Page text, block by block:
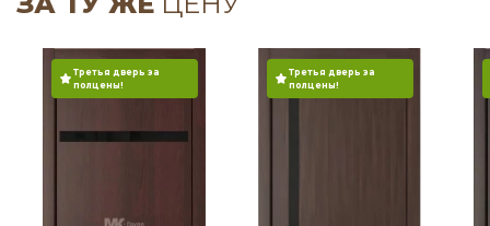
Третья дверь за
полцены!
Третья дверь за
полцены!